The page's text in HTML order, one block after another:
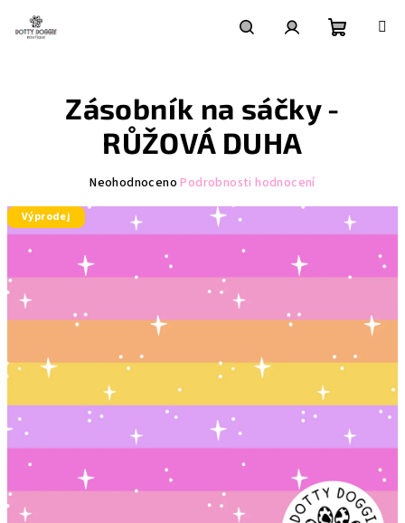
obsah
košík
Zásobník na sáčky -
RŮŽOVÁ DUHA
Průměrné
produktu
je
Neohodnoceno Podrobnosti hodnocení
Výprodej